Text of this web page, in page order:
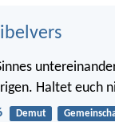
Haltet euch
Demut